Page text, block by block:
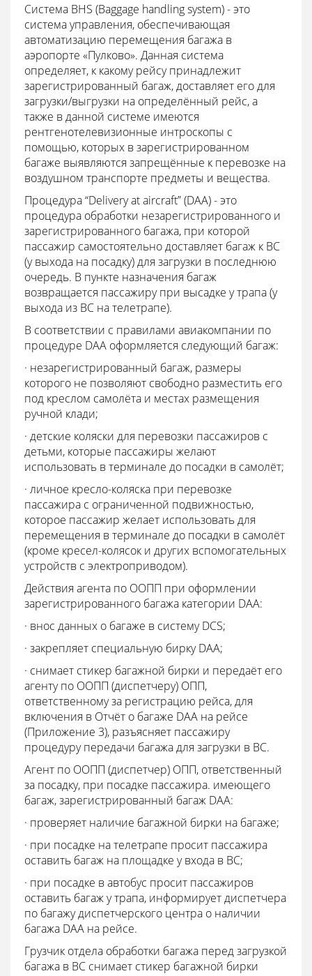
Cистема BHS (Baggage handling system) - это
система управления, обеспечивающая
автоматизацию перемещения багажа в
аэропорте «Пулково». Данная система
определяет, к какому рейсу принадлежит
зарегистрированный багаж, доставляет его для
загрузки/выгрузки на определённый рейс, а
также в данной системе имеются
рентгенотелевизионные интроскопы с
помощью, которых в зарегистрированном
багаже выявляются запрещённые к перевозке на
воздушном транспорте предметы и вещества.
Процедура “Delivery at aircraft” (DAA) - это
процедура обработки незарегистрированного и
зарегистрированного багажа, при которой
пассажир самостоятельно доставляет багаж к ВС
(у выхода на посадку) для загрузки в последнюю
очередь. В пункте назначения багаж
возвращается пассажиру при высадке у трапа (у
выхода из ВС на телетрапе).
В соответствии с правилами авиакомпании по
процедуре DAA оформляется следующий багаж:
· незарегистрированный багаж, размеры
которого не позволяют свободно разместить его
под креслом самолёта и местах размещения
ручной клади;
· детские коляски для перевозки пассажиров с
детьми, которые пассажиры желают
использовать в терминале до посадки в самолёт;
· личное кресло-коляска при перевозке
пассажира с ограниченной подвижностью,
которое пассажир желает использовать для
перемещения в терминале до посадки в самолёт
(кроме кресел-колясок и других вспомогательных
устройств с электроприводом).
Действия агента по ООПП при оформлении
зарегистрированного багажа категории DAA:
· внос данных о багаже в систему DCS;
· закрепляет специальную бирку DAA;
· снимает стикер багажной бирки и передаёт его
агенту по ООПП (диспетчеру) ОПП,
ответственному за регистрацию рейса, для
включения в Отчёт о багаже DAA на рейсе
(Приложение 3), разъясняет пассажиру
процедуру передачи багажа для загрузки в ВС.
Агент по ООПП (диспетчер) ОПП, ответственный
за посадку, при посадке пассажира. имеющего
багаж, зарегистрированный багаж DAA:
· проверяет наличие багажной бирки на багаже;
· при посадке на телетрапе просит пассажира
оставить багаж на площадке у входа в ВС;
· при посадке в автобус просит пассажиров
оставить багаж у трапа, информирует диспетчера
по багажу диспетчерского центра о наличии
багажа DAA на рейсе.
Грузчик отдела обработки багажа перед загрузкой
багажа в ВС снимает стикер багажной бирки